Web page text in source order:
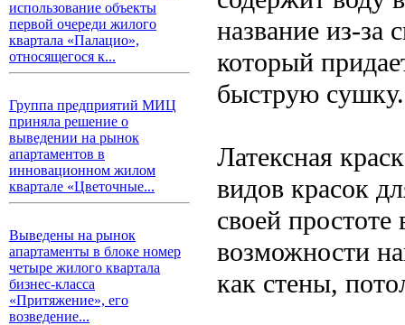
использование объекты
первой очереди жилого
квартала «Палацио»,
относящегося к...
Группа предприятий МИЦ
приняла решение о
выведении на рынок
апартаментов в
инновационном жилом
квартале «Цветочные...
Выведены на рынок
апартаменты в блоке номер
четыре жилого квартала
бизнес-класса
«Притяжение», его
возведение...
название из-за
который
быструю сушку.
Латексная
видов красок
своей
возможности
как стены,